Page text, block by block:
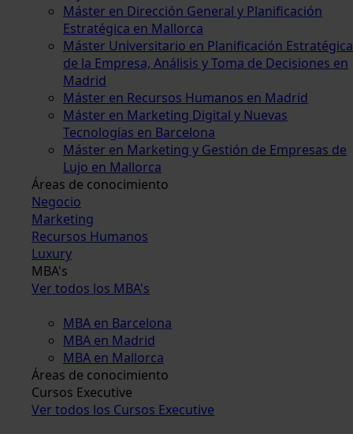
Máster en Dirección General y Planificación
Estratégica en Mallorca
Máster Universitario en Planificación Estratégica
de la Empresa, Análisis y Toma de Decisiones en
Madrid
Máster en Recursos Humanos en Madrid
Máster en Marketing Digital y Nuevas
Tecnologías en Barcelona
Máster en Marketing y Gestión de Empresas de
Lujo en Mallorca
Áreas de conocimiento
Negocio
Marketing
Recursos Humanos
Luxury
MBA's
Ver todos los MBA's
MBA en Barcelona
MBA en Madrid
MBA en Mallorca
Áreas de conocimiento
Cursos Executive
Ver todos los Cursos Executive